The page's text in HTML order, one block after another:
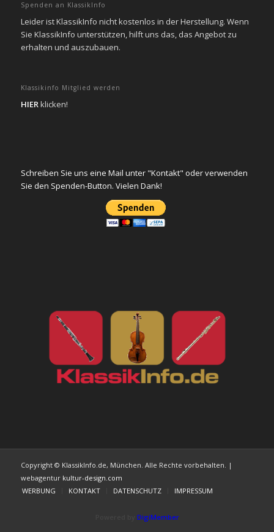
Spenden an KlassikInfo
Leider ist KlassikInfo nicht kostenlos in der Herstellung. Wenn
Sie KlassikInfo unterstützen, hilft uns das, das Angebot zu
erhalten und auszubauen.
Klassikinfo Mitglied werden
HIERklicken!
Schreiben Sie uns eine Mail unter "Kontakt" oder verwenden
Sie den Spenden-Button. Vielen Dank!
Copyright © KlassikInfo.de, München. Alle Rechte vorbehalten. |
webagentur kultur-design.com
WERBUNG
KONTAKT DATENSCHUTZ IMPRESSUM
DigiMember